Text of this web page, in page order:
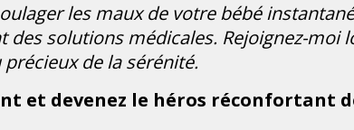
les maux de votre bébé
solutions médicales. Rejoignez-moi
de la sérénité.
et devenez le héros réconfortant